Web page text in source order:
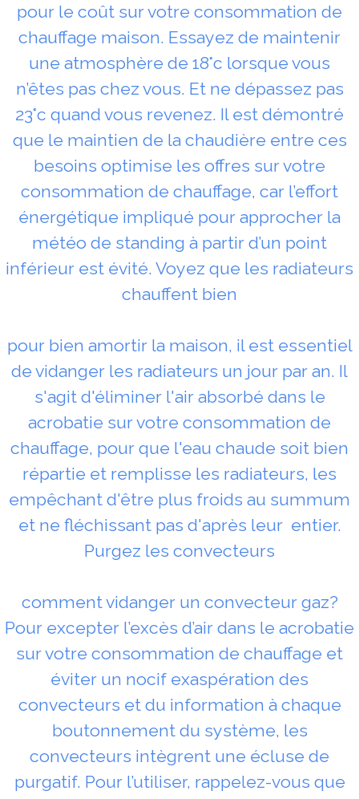
pour le coût sur votre consommation de
chauffage maison. Essayez de maintenir
une atmosphère de 18°c lorsque vous
n’êtes pas chez vous. Et ne dépassez pas
23°c quand vous revenez. Il est démontré
que le maintien de la chaudière entre ces
besoins optimise les offres sur votre
consommation de chauffage, car l’effort
énergétique impliqué pour approcher la
météo de standing à partir d’un point
inférieur est évité. Voyez que les radiateurs
chauffent bien
pour bien amortir la maison, il est essentiel
de vidanger les radiateurs un jour par an. Il
s'agit d'éliminer l'air absorbé dans le
acrobatie sur votre consommation de
chauffage, pour que l'eau chaude soit bien
répartie et remplisse les radiateurs, les
empêchant d'être plus froids au summum
et ne fléchissant pas d'après leur entier.
Purgez les convecteurs
comment vidanger un convecteur gaz?
Pour excepter l’excès d’air dans le acrobatie
sur votre consommation de chauffage et
éviter un nocif exaspération des
convecteurs et du information à chaque
boutonnement du système, les
convecteurs intègrent une écluse de
purgatif. Pour l’utiliser, rappelez-vous que